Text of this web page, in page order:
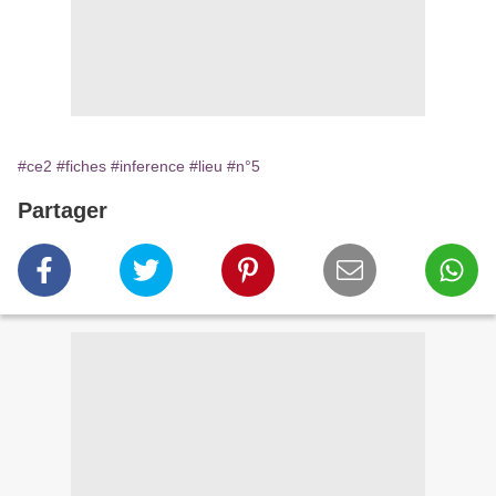
#ce2 #fiches #inference #lieu #n°5
Partager